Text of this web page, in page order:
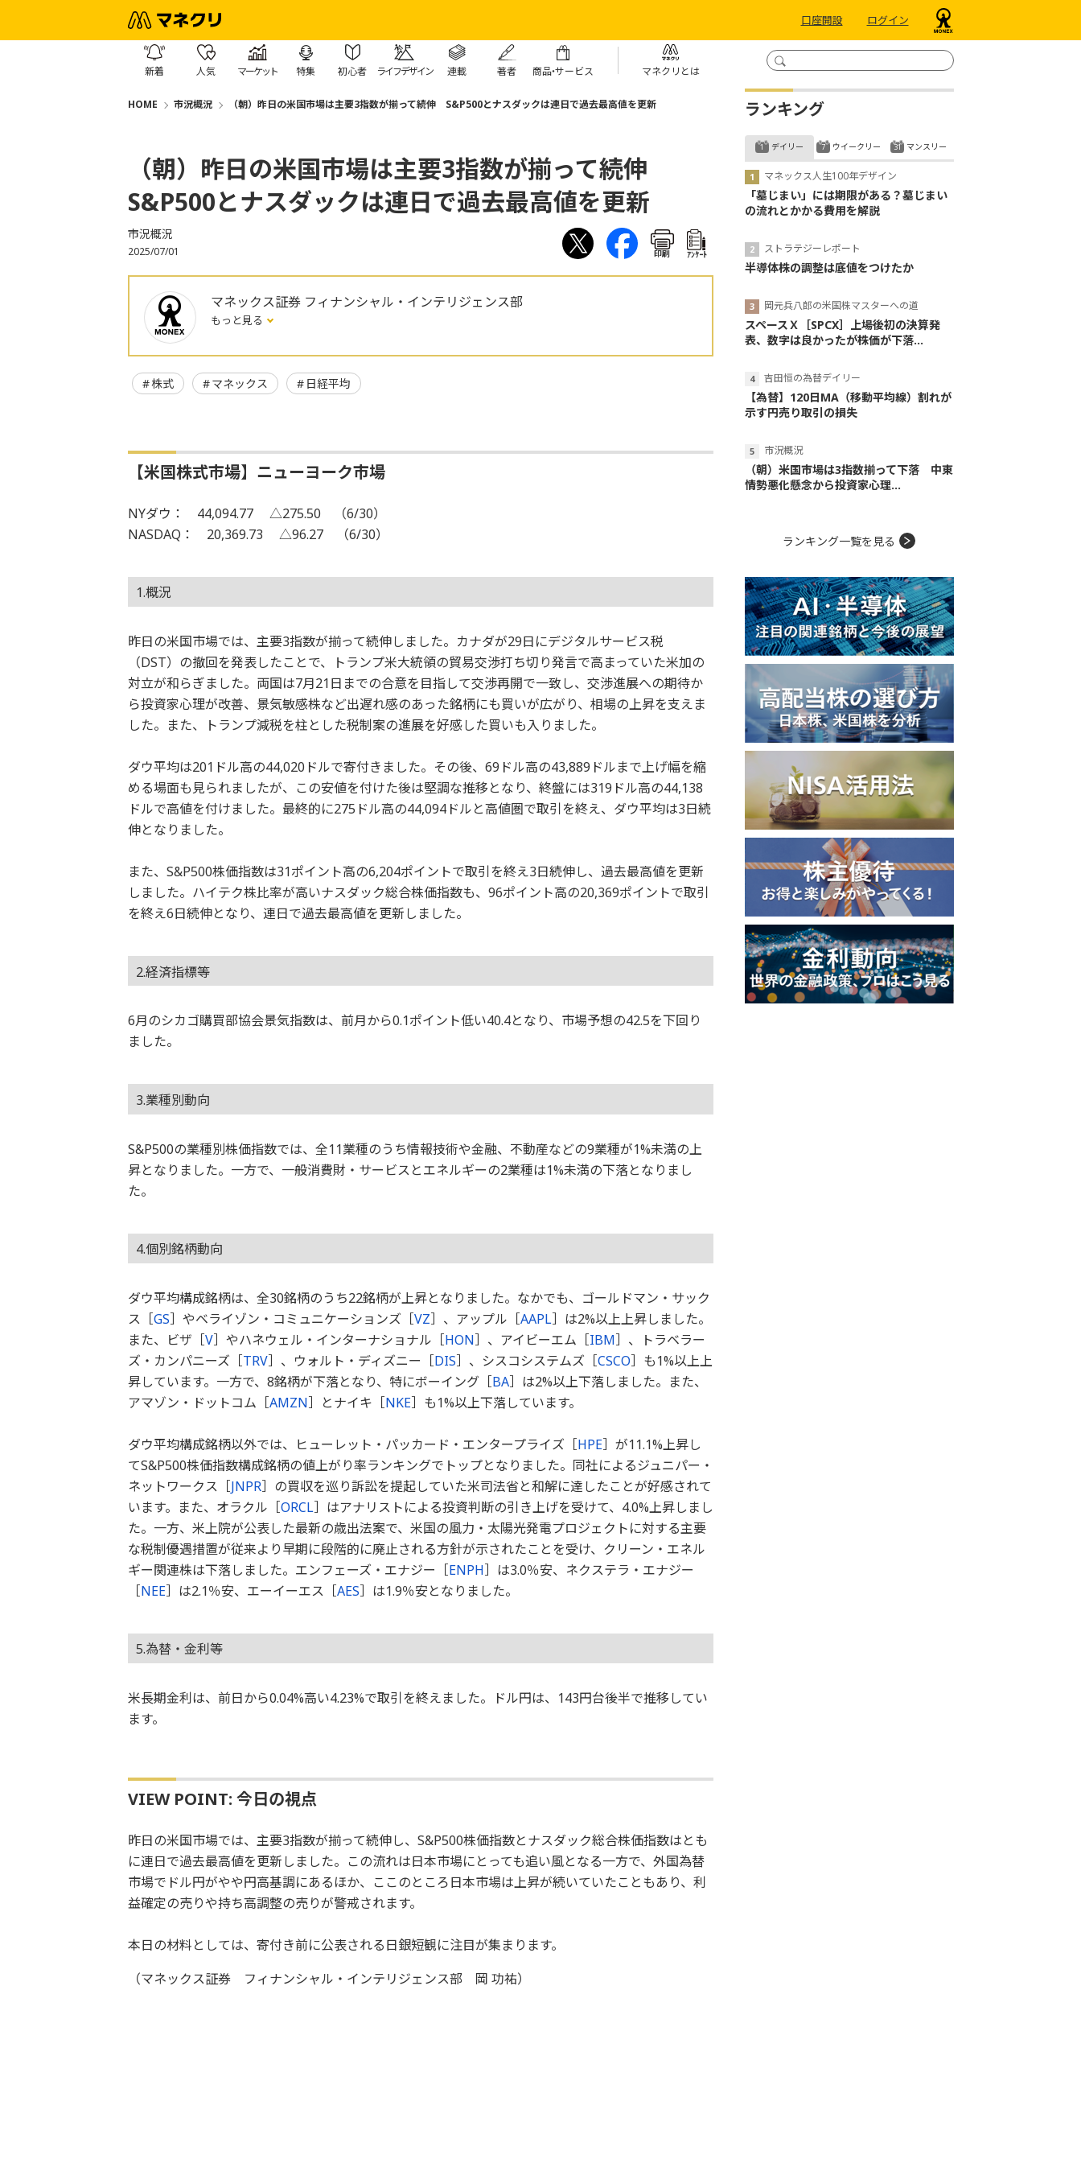
口座開設 ログイン
新着 人気 マーケット 特集 初心者 ライフデザイン 連載 著者 商品・サービス マネクリとは
HOME 市況概況 （朝）昨日の米国市場は主要3指数が揃って続伸 S&P500とナスダックは連日で過去最高値を更新
（朝）昨日の米国市場は主要3指数が揃って続伸
S&P500とナスダックは連日で過去最高値を更新
市況概況
2025/07/01 印刷 ｱﾝｹｰﾄ
マネックス証券 フィナンシャル・インテリジェンス部
もっと見る
株式 マネックス 日経平均
【米国株式市場】ニューヨーク市場
NYダウ： 44,094.77 △275.50 （6/30）
NASDAQ： 20,369.73 △96.27 （6/30）
1.概況
昨日の米国市場では、主要3指数が揃って続伸しました。カナダが29日にデジタルサービス税
（DST）の撤回を発表したことで、トランプ米大統領の貿易交渉打ち切り発言で高まっていた米加の
対立が和らぎました。両国は7月21日までの合意を目指して交渉再開で一致し、交渉進展への期待か
ら投資家心理が改善、景気敏感株など出遅れ感のあった銘柄にも買いが広がり、相場の上昇を支えま
した。また、トランプ減税を柱とした税制案の進展を好感した買いも入りました。
ダウ平均は201ドル高の44,020ドルで寄付きました。その後、69ドル高の43,889ドルまで上げ幅を縮
める場面も見られましたが、この安値を付けた後は堅調な推移となり、終盤には319ドル高の44,138
ドルで高値を付けました。最終的に275ドル高の44,094ドルと高値圏で取引を終え、ダウ平均は3日続
伸となりました。
また、S&P500株価指数は31ポイント高の6,204ポイントで取引を終え3日続伸し、過去最高値を更新
しました。ハイテク株比率が高いナスダック総合株価指数も、96ポイント高の20,369ポイントで取引
を終え6日続伸となり、連日で過去最高値を更新しました。
2.経済指標等
6月のシカゴ購買部協会景気指数は、前月から0.1ポイント低い40.4となり、市場予想の42.5を下回り
ました。
3.業種別動向
S&P500の業種別株価指数では、全11業種のうち情報技術や金融、不動産などの9業種が1%未満の上
昇となりました。一方で、一般消費財・サービスとエネルギーの2業種は1%未満の下落となりまし
た。
4.個別銘柄動向
ダウ平均構成銘柄は、全30銘柄のうち22銘柄が上昇となりました。なかでも、ゴールドマン・サック
ス［GS］やベライゾン・コミュニケーションズ［VZ］、アップル［AAPL］は2%以上上昇しました。
また、ビザ［V］やハネウェル・インターナショナル［HON］、アイビーエム［IBM］、トラベラー
ズ・カンパニーズ［TRV］、ウォルト・ディズニー［DIS］、シスコシステムズ［CSCO］も1%以上上
昇しています。一方で、8銘柄が下落となり、特にボーイング［BA］は2%以上下落しました。また、
アマゾン・ドットコム［AMZN］とナイキ［NKE］も1%以上下落しています。
ダウ平均構成銘柄以外では、ヒューレット・パッカード・エンタープライズ［HPE］が11.1%上昇し
てS&P500株価指数構成銘柄の値上がり率ランキングでトップとなりました。同社によるジュニパー・
ネットワークス［JNPR］の買収を巡り訴訟を提起していた米司法省と和解に達したことが好感されて
います。また、オラクル［ORCL］はアナリストによる投資判断の引き上げを受けて、4.0%上昇しまし
た。一方、米上院が公表した最新の歳出法案で、米国の風力・太陽光発電プロジェクトに対する主要
な税制優遇措置が従来より早期に段階的に廃止される方針が示されたことを受け、クリーン・エネル
ギー関連株は下落しました。エンフェーズ・エナジー［ENPH］は3.0％安、ネクステラ・エナジー
［NEE］は2.1％安、エーイーエス［AES］は1.9％安となりました。
5.為替・金利等
米長期金利は、前日から0.04%高い4.23%で取引を終えました。ドル円は、143円台後半で推移してい
ます。
VIEW POINT: 今日の視点
昨日の米国市場では、主要3指数が揃って続伸し、S&P500株価指数とナスダック総合株価指数はとも
に連日で過去最高値を更新しました。この流れは日本市場にとっても追い風となる一方で、外国為替
市場でドル円がやや円高基調にあるほか、ここのところ日本市場は上昇が続いていたこともあり、利
益確定の売りや持ち高調整の売りが警戒されます。
本日の材料としては、寄付き前に公表される日銀短観に注目が集まります。
（マネックス証券 フィナンシャル・インテリジェンス部 岡 功祐）
ランキング
デイリー
マネックス人生100年デザイン
「墓じまい」には期限がある？墓じまい
の流れとかかる費用を解説
ストラテジーレポート
半導体株の調整は底値をつけたか
岡元兵八郎の米国株マスターへの道
スペースＸ［SPCX］上場後初の決算発
表、数字は良かったが株価が下落...
吉田恒の為替デイリー
【為替】120日MA（移動平均線）割れが
示す円売り取引の損失
市況概況
（朝）米国市場は3指数揃って下落 中東
情勢悪化懸念から投資家心理...
ウイークリー マンスリー
ランキング一覧を見る